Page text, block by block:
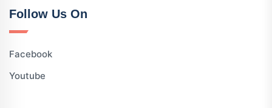
Follow Us On
Facebook
Youtube